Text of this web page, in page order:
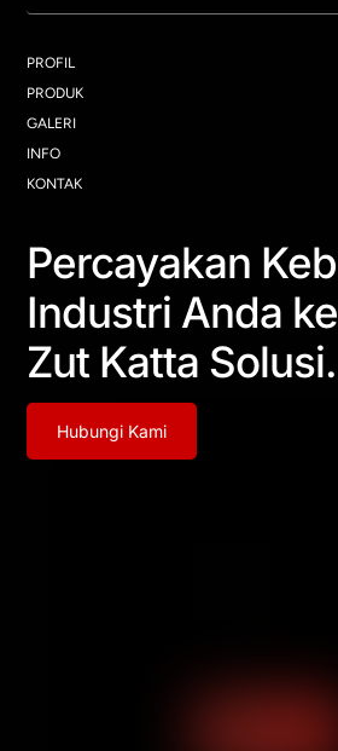
PROFIL
PRODUK
GALERI
INFO
KONTAK
Percayakan
Industri Anda
Zut Katta Solusi.
Hubungi Kami